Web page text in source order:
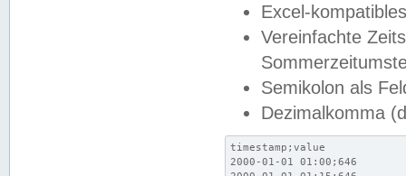
Excel-
Vereinfachte
Semikolon als
Dezimalkomma
timestamp;value
2000-01-01 01:00;646